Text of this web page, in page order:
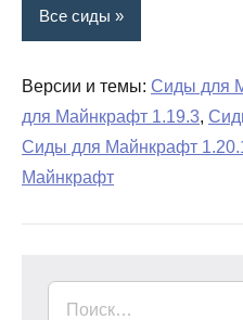
Все сиды
Версии и темы: Сиды для
для Майнкрафт 1.19.3,
Сиды для Майнкрафт
Майнкрафт